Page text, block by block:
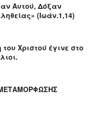
Αυτού, Δόξαν
(Ιωάν.1,14)
Χριστού έγινε στο